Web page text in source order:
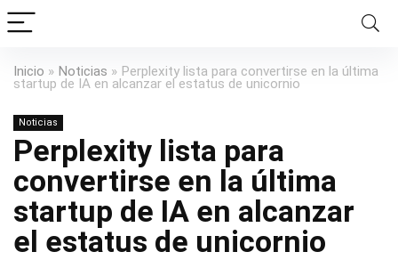
Inicio » Noticias » Perplexity lista para convertirse en la última
startup de IA en alcanzar el estatus de unicornio
Noticias
Perplexity lista para
convertirse en la última
startup de IA en alcanzar
el estatus de unicornio